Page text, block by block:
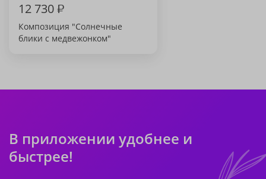
12 730₽
Композиция "Солнечные
блики с медвежонком"
В приложении удобнее и
быстрее!